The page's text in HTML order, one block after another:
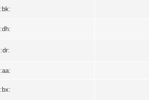
:bk:
:dh:
:dr:
:aa:
:bx: